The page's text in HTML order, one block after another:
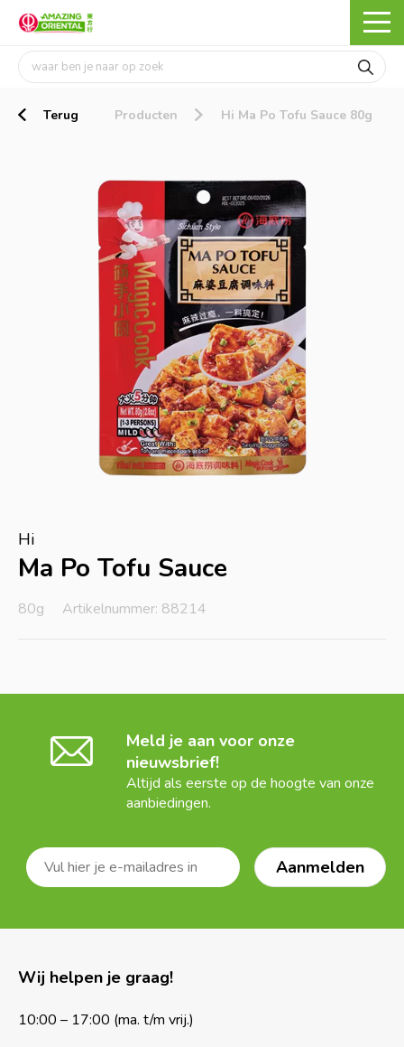
Terug Producten Hi Ma Po Tofu Sauce 80g
Hi
Ma Po Tofu Sauce
80g Artikelnummer: 88214
Meld je aan voor onze
nieuwsbrief!
Altijd als eerste op de hoogte van onze
aanbiedingen.
Wij helpen je graag!
10:00 – 17:00 (ma. t/m vrij.)